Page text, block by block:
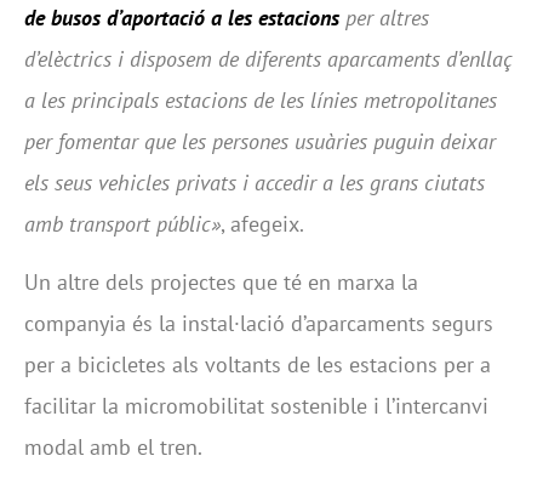
de busos d’aportació a les estacions per altres
d’elèctrics i disposem de diferents aparcaments d’enllaç
a les principals estacions de les línies metropolitanes
per fomentar que les persones usuàries puguin deixar
els seus vehicles privats i accedir a les grans ciutats
amb transport públic», afegeix.
Un altre dels projectes que té en marxa la
companyia és la instal·lació d’aparcaments segurs
per a bicicletes als voltants de les estacions per a
facilitar la micromobilitat sostenible i l’intercanvi
modal amb el tren.